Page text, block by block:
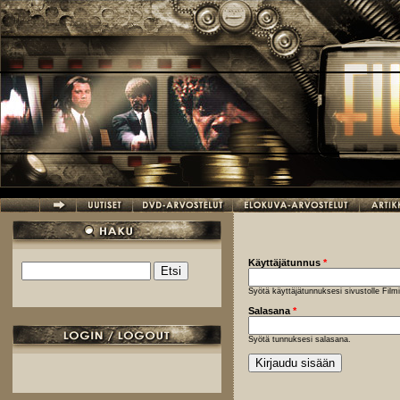
Hyppää pääsisältöön
Hakulomake
Käyttäjätunnus *
Syötä käyttäjätunnuksesi sivustolle
Salasana *
Syötä tunnuksesi salasana.